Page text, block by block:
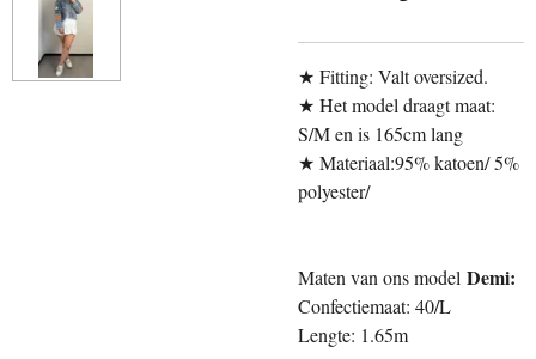
★ Fitting: Valt oversized.
★ Het model draagt maat:
S/M en is 165cm lang
★ Materiaal:95% katoen/ 5%
polyester/
Maten van ons model Demi:
Confectiemaat: 40/L
Lengte: 1.65m